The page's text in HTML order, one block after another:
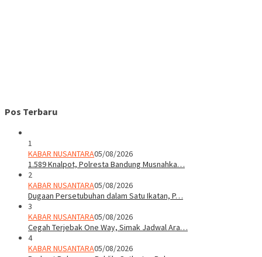
Pos Terbaru
1
KABAR NUSANTARA05/08/2026
1.589 Knalpot, Polresta Bandung Musnahka…
2
KABAR NUSANTARA05/08/2026
Dugaan Persetubuhan dalam Satu Ikatan, P…
3
KABAR NUSANTARA05/08/2026
Cegah Terjebak One Way, Simak Jadwal Ara…
4
KABAR NUSANTARA05/08/2026